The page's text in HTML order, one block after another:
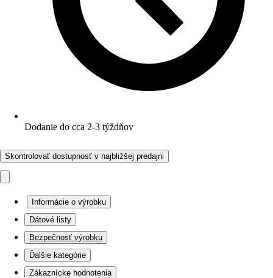
Dodanie do cca 2-3 týždňov
Skontrolovať dostupnosť v najbližšej predajni
Informácie o výrobku
Dátové listy
Bezpečnosť výrobku
Ďalšie kategórie
Zákaznícke hodnotenia